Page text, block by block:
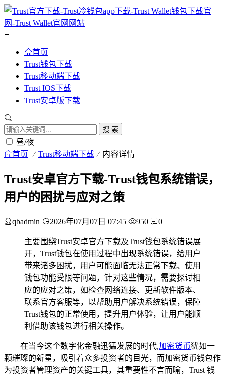
首页
Trust钱包下载
Trust移动端下载
Trust IOS下载
Trust安卓版下载
搜 索
昼/夜
首页 Trust移动端下载 内容详情
Trust安卓官方下载-Trust钱包系统错误，
用户的困扰与应对之策
qbadmin 2026年07月07日 07:45 950 0
主要围绕Trust安卓官方下载及Trust钱包系统错误展
开，Trust钱包在使用过程中出现系统错误，给用户
带来诸多困扰，用户可能面临无法正常下载、使用
钱包功能受限等问题，针对这些情况，需要探讨相
应的应对之策，如检查网络连接、更新软件版本、
联系官方客服等，以帮助用户解决系统错误，保障
Trust钱包的正常使用，提升用户体验，让用户能顺
利借助该钱包进行相关操作。
在当今这个数字化金融迅猛发展的时代,加密货币犹如一
颗璀璨的新星，吸引着众多投资者的目光，而加密货币钱包作
为投资者管理资产的关键工具，其重要性不言而喻，Trust 钱